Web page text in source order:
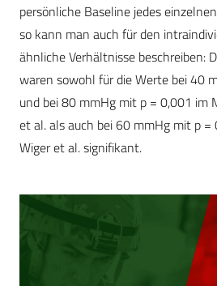
persönliche Baseline jedes
so kann man auch für den
ähnliche Verhältnisse beschreiben:
waren sowohl für die Werte bei 40
und bei 80 mmHg mit p = 0,001 im
et al. als auch bei 60 mmHg mit p
Wiger et al. signifikant.